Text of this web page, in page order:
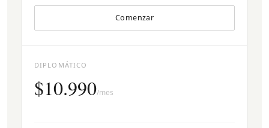
Comenzar
DIPLOMÁTICO
$10.990/mes